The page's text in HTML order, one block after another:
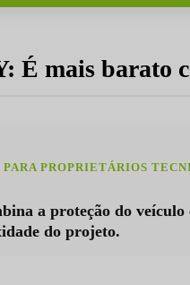
É mais barato
PROPRIETÁRIOS
a proteção do
do projeto.